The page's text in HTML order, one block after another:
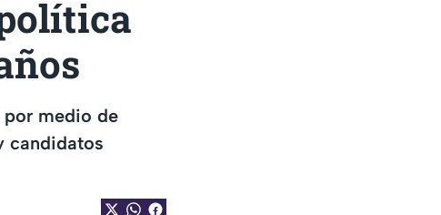
por medio de
candidatos